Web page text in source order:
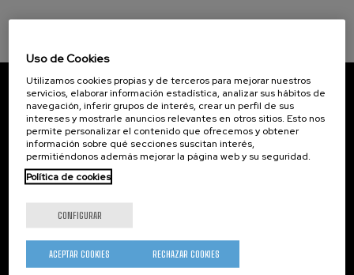
CIC nanoGUNE
Tolosa Hiribidea, 76
E-20018 Donostia / San Sebastian
+34 9... Ver teléfono·nano@nanogune.eu
Subscribe to our Newsletter
nanoGUNE
Investigación
Formación
Uso de Cookies
Utilizamos cookies propias y de terceros para mejorar nuestros
servicios, elaborar información estadística, analizar sus hábitos de
navegación, inferir grupos de interés, crear un perfil de sus
intereses y mostrarle anuncios relevantes en otros sitios. Esto nos
permite personalizar el contenido que ofrecemos y obtener
información sobre qué secciones suscitan interés,
permitiéndonos además mejorar la página web y su seguridad.
Política de cookies
CONFIGURAR
RECHAZAR COOKIES
ACEPTAR COOKIES